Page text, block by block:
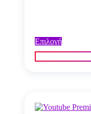
ΕπιλογήΑυτό
το
προϊόν
επιλογές